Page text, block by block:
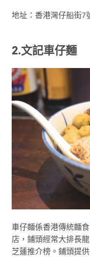
地址：香港灣仔船街7
2.文記車仔麵
車仔麵係香港傳統麵
店，鋪頭經常大排長
芝蓮推介榜。鋪頭提